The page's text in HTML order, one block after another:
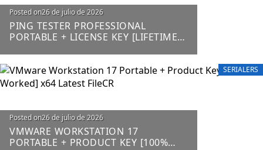
Posted on26 de julio de 2026
PING TESTER PROFESSIONAL
PORTABLE + LICENSE KEY [LIFETIME]
SERIALERS
Posted on26 de julio de 2026
VMWARE WORKSTATION 17
PORTABLE + PRODUCT KEY [100%